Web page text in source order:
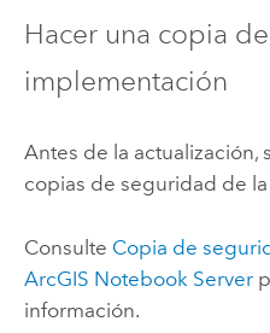
Hacer una copia
implementación
Antes de la actualización,
copias de seguridad de
Consulte Copia de
ArcGIS Notebook Server
información.